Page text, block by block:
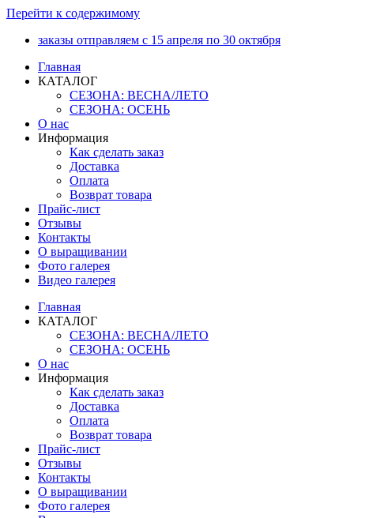
Перейти к содержимому
заказы отправляем с 15 апреля по 30 октября
Главная
КАТАЛОГ
СЕЗОНА: ВЕСНА/ЛЕТО
СЕЗОНА: ОСЕНЬ
О нас
Информация
Как сделать заказ
Доставка
Оплата
Возврат товара
Прайс-лист
Отзывы
Контакты
О выращивании
Фото галерея
Видео галерея
Главная
КАТАЛОГ
СЕЗОНА: ВЕСНА/ЛЕТО
СЕЗОНА: ОСЕНЬ
О нас
Информация
Как сделать заказ
Доставка
Оплата
Возврат товара
Прайс-лист
Отзывы
Контакты
О выращивании
Фото галерея